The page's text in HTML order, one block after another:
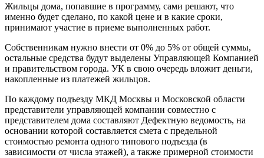
Жильцы дома, попавшие в программу, сами решают, что
именно будет сделано, по какой цене и в какие сроки,
принимают участие в приеме выполненных работ.
Собственникам нужно внести от 0% до 5% от общей суммы,
остальные средства будут выделены Управляющей Компанией
и правительством города. УК в свою очередь вложит деньги,
накопленные из платежей жильцов.
По каждому подъезду МКД Москвы и Московской области
представители управляющей компании совместно с
представителем дома составляют Дефектную ведомость, на
основании которой составляется смета с предельной
стоимостью ремонта одного типового подъезда (в
зависимости от числа этажей), а также примерной стоимости